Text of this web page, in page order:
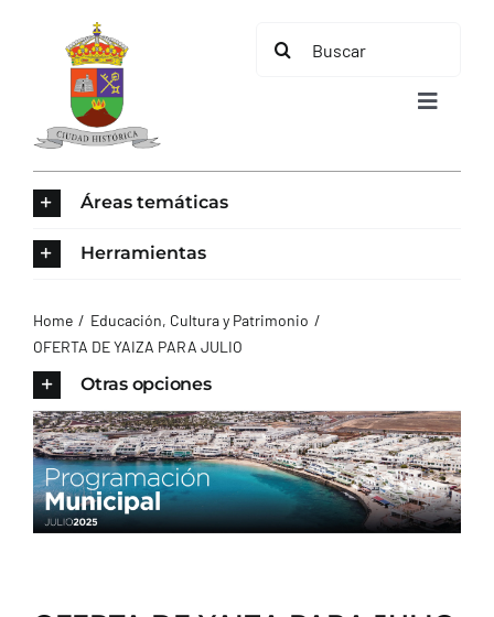
contenido
Buscar:
Toggle
AYUNTAMIENTO
TURISMO
CONTACTO
Áreas temáticas
Herramientas
Home
Educación, Cultura y Patrimonio
OFERTA DE YAIZA PARA JULIO
Otras opciones